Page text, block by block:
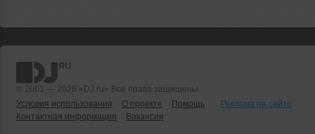
© 2001 — 2026 «DJ.ru» Все права защищены.
Условия использования
О проекте Помощь
Реклама на сайте
Контактная информация
Вакансии